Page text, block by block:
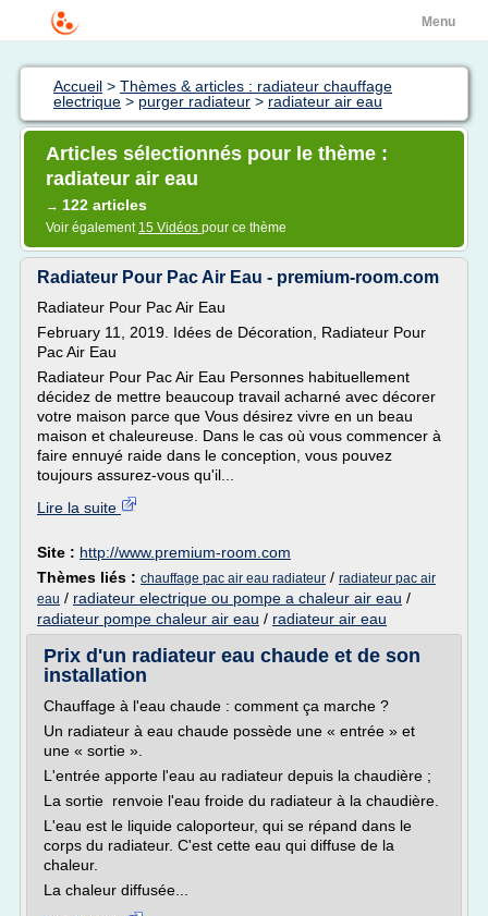
Menu
Accueil > Thèmes & articles : radiateur chauffage
electrique > purger radiateur > radiateur air eau
Articles sélectionnés pour le thème :
radiateur air eau
→ 122 articles
Voir également 15 Vidéos pour ce thème
Radiateur Pour Pac Air Eau - premium-room.com
Radiateur Pour Pac Air Eau
February 11, 2019. Idées de Décoration, Radiateur Pour
Pac Air Eau
Radiateur Pour Pac Air Eau Personnes habituellement
décidez de mettre beaucoup travail acharné avec décorer
votre maison parce que Vous désirez vivre en un beau
maison et chaleureuse. Dans le cas où vous commencer à
faire ennuyé raide dans le conception, vous pouvez
toujours assurez-vous qu'il...
Lire la suite
Site : http://www.premium-room.com
Thèmes liés : chauffage pac air eau radiateur / radiateur pac air
eau / radiateur electrique ou pompe a chaleur air eau /
radiateur pompe chaleur air eau / radiateur air eau
Prix d'un radiateur eau chaude et de son
installation
Chauffage à l'eau chaude : comment ça marche ?
Un radiateur à eau chaude possède une « entrée » et
une « sortie ».
L'entrée apporte l'eau au radiateur depuis la chaudière ;
La sortie renvoie l'eau froide du radiateur à la chaudière.
L'eau est le liquide caloporteur, qui se répand dans le
corps du radiateur. C'est cette eau qui diffuse de la
chaleur.
La chaleur diffusée...